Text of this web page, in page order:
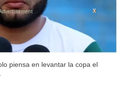
piensa en levantar la copa el
X
X
X